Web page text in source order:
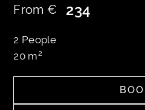
From € 234
2 People
20 m2